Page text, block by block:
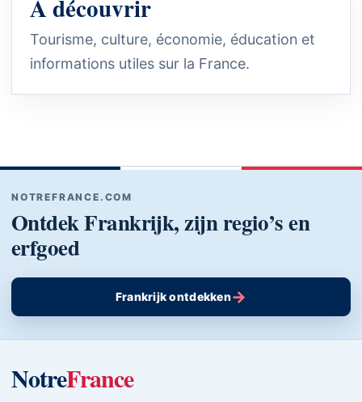
À découvrir
Tourisme, culture, économie, éducation et
informations utiles sur la France.
NOTREFRANCE.COM
Ontdek Frankrijk, zijn regio’s en
erfgoed
Frankrijk ontdekken→
NotreFrance